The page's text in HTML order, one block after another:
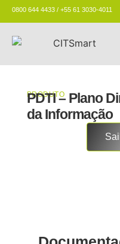
0800 644 4433 / +55 61 3030-4011
PRODUTO
PDTI – Plano
da Informação